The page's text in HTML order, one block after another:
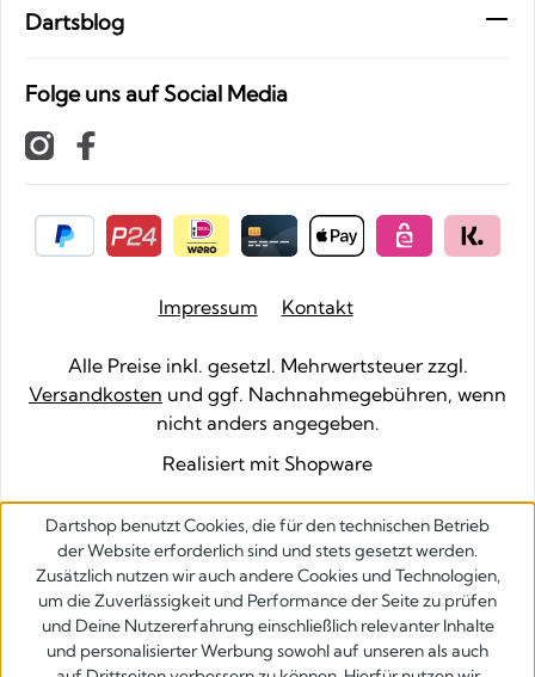
Dartsblog
Folge uns auf Social Media
Impressum Kontakt
Alle Preise inkl. gesetzl. Mehrwertsteuer zzgl.
Versandkosten und ggf. Nachnahmegebühren, wenn
nicht anders angegeben.
Realisiert mit Shopware
Dartshop benutzt Cookies, die für den technischen Betrieb
der Website erforderlich sind und stets gesetzt werden.
Zusätzlich nutzen wir auch andere Cookies und Technologien,
um die Zuverlässigkeit und Performance der Seite zu prüfen
und Deine Nutzererfahrung einschließlich relevanter Inhalte
und personalisierter Werbung sowohl auf unseren als auch